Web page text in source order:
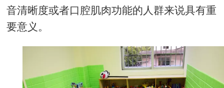
音清晰度或者口腔肌肉功能的人群来说具有重
要意义。